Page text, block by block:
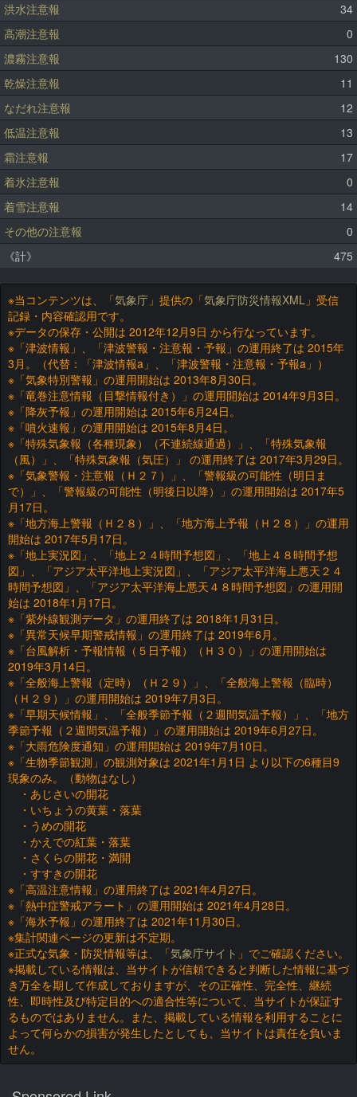
洪水注意報
34
高潮注意報
0
濃霧注意報
130
乾燥注意報
11
なだれ注意報
12
低温注意報
13
霜注意報
17
着氷注意報
0
着雪注意報
14
その他の注意報
0
《計》
475
※当コンテンツは、「気象庁 」提供の「気象庁防災情報XML 」受信
記録・内容確認用です。
※データの保存・公開は 2012年12月9日 から行なっています。
※「津波情報」、「津波警報・注意報・予報」の運用終了は 2015年
3月。（代替：「津波情報a」、「津波警報・注意報・予報a」）
※「気象特別警報」の運用開始は 2013年8月30日。
※「竜巻注意情報（目撃情報付き）」の運用開始は 2014年9月3日。
※「降灰予報」の運用開始は 2015年6月24日。
※「噴火速報」の運用開始は 2015年8月4日。
※「特殊気象報（各種現象）（不連続線通過）」、「特殊気象報
（風）」、「特殊気象報（気圧）」 の運用終了は 2017年3月29日。
※「気象警報・注意報（Ｈ２７）」、「警報級の可能性（明日ま
で）」、「警報級の可能性（明後日以降）」の運用開始は 2017年5
月17日。
※「地方海上警報（Ｈ２８）」、「地方海上予報（Ｈ２８）」の運用
開始は 2017年5月17日。
※「地上実況図」、「地上２４時間予想図」、「地上４８時間予想
図」、「アジア太平洋地上実況図」、「アジア太平洋海上悪天２４
時間予想図」、「アジア太平洋海上悪天４８時間予想図」の運用開
始は 2018年1月17日。
※「紫外線観測データ」の運用終了は 2018年1月31日。
※「異常天候早期警戒情報」の運用終了は 2019年6月。
※「台風解析・予報情報（５日予報）（Ｈ３０）」の運用開始は
2019年3月14日。
※「全般海上警報（定時）（Ｈ２９）」、「全般海上警報（臨時）
（Ｈ２９）」の運用開始は 2019年7月3日。
※「早期天候情報」、「全般季節予報（２週間気温予報）」、「地方
季節予報（２週間気温予報）」の運用開始は 2019年6月27日。
※「大雨危険度通知」の運用開始は 2019年7月10日。
※「生物季節観測」の観測対象は 2021年1月1日 より以下の6種目9
現象のみ。（動物はなし）
・あじさいの開花
・いちょうの黄葉・落葉
・うめの開花
・かえでの紅葉・落葉
・さくらの開花・満開
・すすきの開花
※「高温注意情報」の運用終了は 2021年4月27日。
※「熱中症警戒アラート」の運用開始は 2021年4月28日。
※「海氷予報」の運用終了は 2021年11月30日。
※集計関連ページの更新は不定期。
※正式な気象・防災情報等は、「気象庁サイト 」でご確認ください。
※掲載している情報は、当サイトが信頼できると判断した情報に基づ
き万全を期して作成しておりますが、その正確性、完全性、継続
性、即時性及び特定目的への適合性等について、当サイトが保証す
るものではありません。また、掲載している情報を利用することに
よって何らかの損害が発生したとしても、当サイトは責任を負いま
せん。